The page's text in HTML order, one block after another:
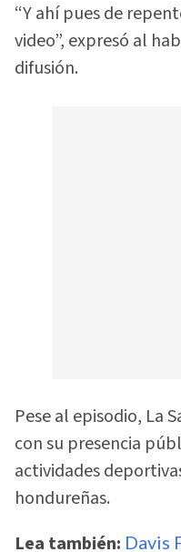
“Y ahí pues de
video”, expresó al
difusión.
Pese al episodio, La
con su presencia
actividades
hondureñas.
Lea también: Davis